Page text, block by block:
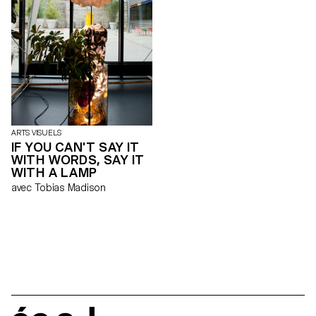
ARTS VISUELS
IF YOU CAN'T SAY IT
WITH WORDS, SAY IT
WITH A LAMP
avec Tobias Madison